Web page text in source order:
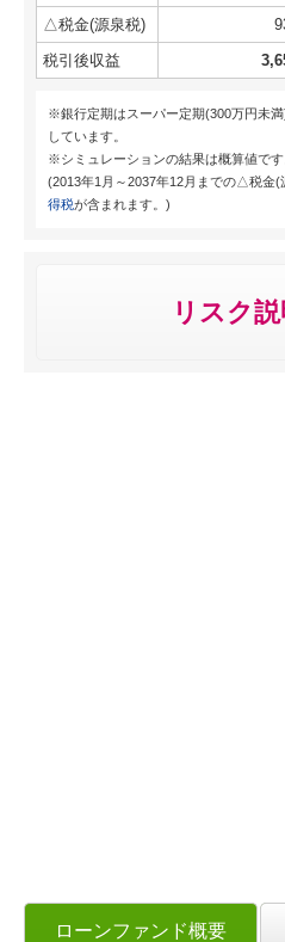
△税金(源泉税)
税引後収益
※銀行定期はスーパー定期(300万円未
しています。
※シミュレーションの結果は概算値です
(2013年1月～2037年12月までの△税金(
得税が含まれます。)
リスク説
ローンファンド概要